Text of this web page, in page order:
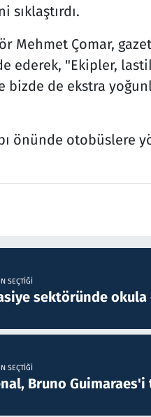
Mehmet Çomar,
ederek, "Ekipler,
bizde de ekstra
önünde otobüslere
SEÇTIĞI
sektöründe
SEÇTIĞI
Bruno